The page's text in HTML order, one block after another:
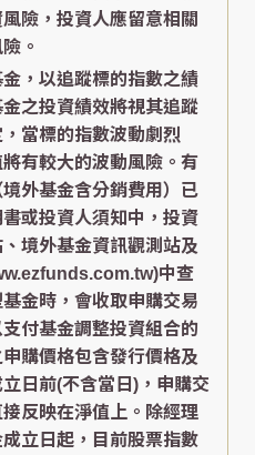
險，投資人應留意相關
。
，以追蹤標的指數之績
之投資績效將視其追蹤
當標的指數波動劇烈
有較大的波動風險。有
外基金含分銷費用）已
或投資人須知中，投資
境外基金資訊觀測站及
中查
金時，會收取申購交易
付基金調整投資組合的
購價格包含發行價格及
日前(不含當日)，申購交
反映在淨值上。除經理
立日起，目前股票指數